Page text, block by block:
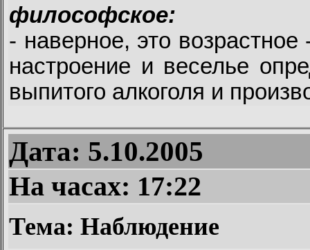
философское:
- наверное, это возрастное
настроение и веселье
выпитого алкоголя и
Дата: 5.10.2005
На часах: 17:22
Тема: Наблюдение